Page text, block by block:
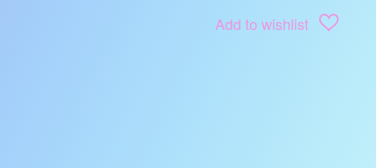
Add to wishlist